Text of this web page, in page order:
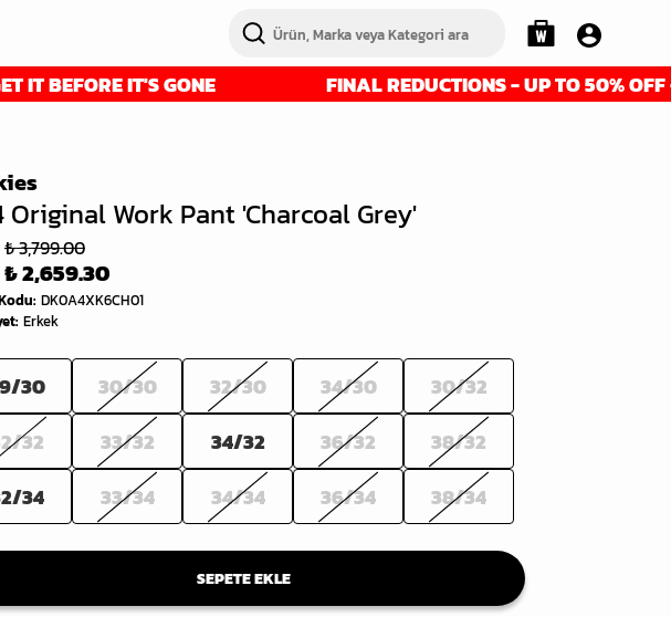
IT'S GONE FINAL REDUCTIONS - UP TO 50% OFF - GET IT
Original Work Pant 'Charcoal Grey'
₺ 3,799.00
₺ 2,659.30
: DK0A4XK6CH01
: Erkek
30 30/30 32/30 34/30
30/32
32
33/32 34/32 36/32
38/32
34
33/34 34/34 36/34 38/34
SEPETE EKLE